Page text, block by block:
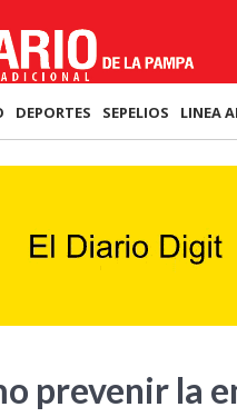
DEPORTES SEPELIOS LINEA
prevenir la